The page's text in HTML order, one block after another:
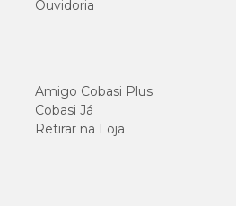
Nutrópica para Coelho
120g/kg
Ouvidoria
Amigo Cobasi Plus
Cobasi Já
Retirar na Loja